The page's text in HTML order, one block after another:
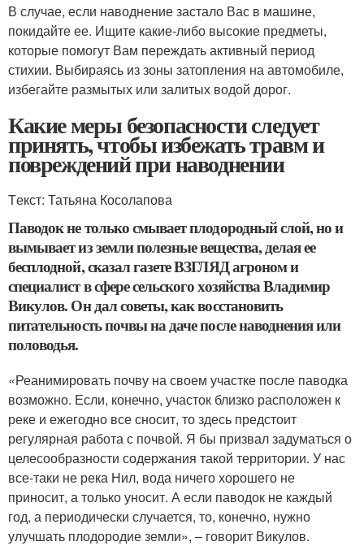
В случае, если наводнение застало Вас в машине,
покидайте ее. Ищите какие-либо высокие предметы,
которые помогут Вам переждать активный период
стихии. Выбираясь из зоны затопления на автомобиле,
избегайте размытых или залитых водой дорог.
Какие меры безопасности следует
принять, чтобы избежать травм и
повреждений при наводнении
Tекст: Татьяна Косолапова
Паводок не только смывает плодородный слой, но и
вымывает из земли полезные вещества, делая ее
бесплодной, сказал газете ВЗГЛЯД агроном и
специалист в сфере сельского хозяйства Владимир
Викулов. Он дал советы, как восстановить
питательность почвы на даче после наводнения или
половодья.
«Реанимировать почву на своем участке после паводка
возможно. Если, конечно, участок близко расположен к
реке и ежегодно все сносит, то здесь предстоит
регулярная работа с почвой. Я бы призвал задуматься о
целесообразности содержания такой территории. У нас
все-таки не река Нил, вода ничего хорошего не
приносит, а только уносит. А если паводок не каждый
год, а периодически случается, то, конечно, нужно
улучшать плодородие земли», – говорит Викулов.